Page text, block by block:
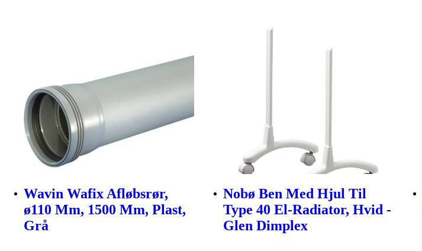
Wavin Wafix Afløbsrør,
ø110 Mm, 1500 Mm, Plast,
Grå
Nobø Ben Med Hjul Til
Type 40 El-Radiator, Hvid -
Glen Dimplex